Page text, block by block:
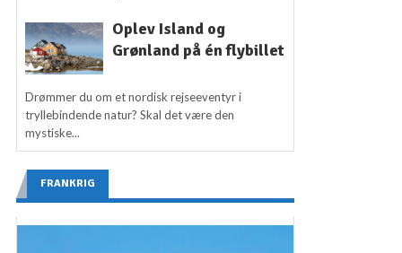
Oplev Island og
Grønland på én flybillet
Drømmer du om et nordisk rejseeventyr i
tryllebindende natur? Skal det være den
mystiske...
FRANKRIG